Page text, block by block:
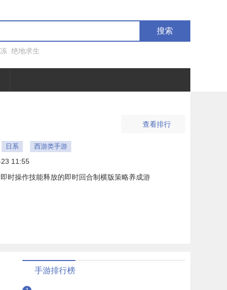
搜索
绝地求生
日系 西游类手游
11:55
时操作技能释放的即时回合制横版策略养成游
查看排行
手游排行榜